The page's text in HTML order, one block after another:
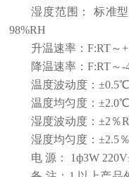
湿度范围 ：
标准
98%RH
升温速率 ：F:RT～
降温速率 ：F:RT～-
温度波动度 ：±0.5℃
温度均匀度 ：±2.0℃
湿度波动度 ：±2％
湿度均匀度 ：±2.5
电 源 ：
1ф3W